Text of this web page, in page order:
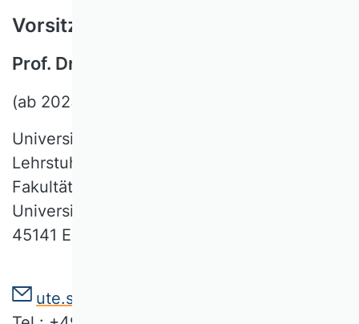
Vorsitzende der Kommission
Prof. Dr. Ute Schmiel
(ab 2025)
Universität Duisburg-Essen
Lehrstuhl für Unternehmensbesteuerung
Fakultät für Wirtschaftswissenschaften
Universitätsstraße 2
45141 Essen
ute.schmiel@uni-due.de